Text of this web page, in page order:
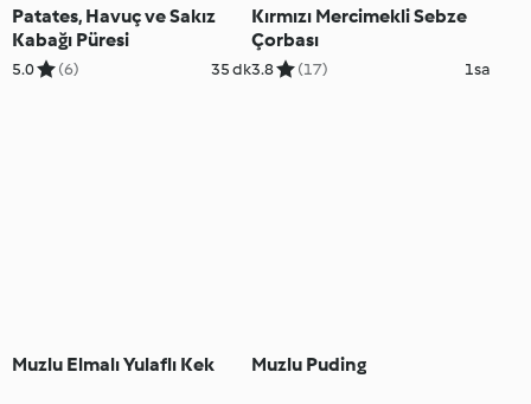
Patates, Havuç ve Sakız
Kabağı Püresi
5.0 (6) 35 dk
Kırmızı Mercimekli Sebze
Çorbası
3.8 (17) 1sa
Muzlu Elmalı Yulaflı Kek Muzlu Puding